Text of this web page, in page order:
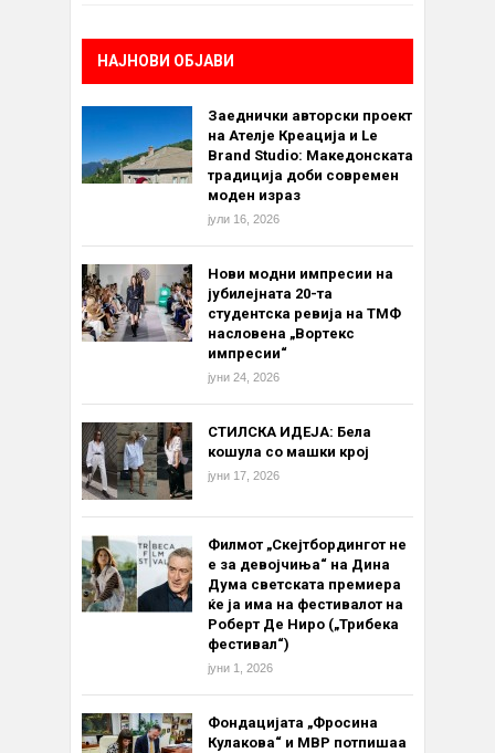
НАЈНОВИ ОБЈАВИ
Заеднички авторски проект
на Ателје Креација и Le
Brand Studio: Македонската
традиција доби современ
моден израз
јули 16, 2026
Нови модни импресии на
јубилејната 20-та
студентска ревија на ТМФ
насловена „Вортекс
импресии“
јуни 24, 2026
СТИЛСКА ИДЕЈА: Бела
кошула со машки крој
јуни 17, 2026
Филмот „Скејтбордингот не
е за девојчиња“ на Дина
Дума светската премиера
ќе ја има на фестивалот на
Роберт Де Ниро („Трибека
фестивал“)
јуни 1, 2026
Фондацијата „Фросина
Кулакова“ и МВР потпишаа